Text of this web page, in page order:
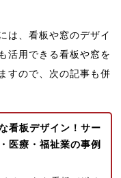
は、看板や窓のデザイ
活用できる看板や窓を
すので、次の記事も併
看板デザイン！サー
医療・福祉業の事例